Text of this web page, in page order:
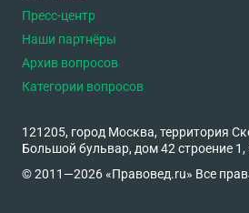
Пресс-центр
Наши партнёры
Архив вопросов
Категории вопросов
121205, город Москва, территория
Большой бульвар, дом 42 строение
© 2011—2026 «Правовед.ru» Все